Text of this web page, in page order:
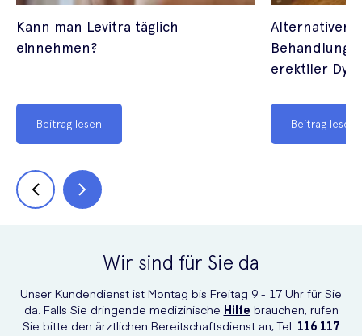
Kann man Levitra täglich
einnehmen?
Beitrag lesen
Alternativen
erektiler
Beitrag lesen
Wir sind für Sie da
Unser Kundendienst ist Montag bis Freitag 9 - 17 Uhr für Sie
da. Falls Sie dringende medizinische Hilfe brauchen, rufen
Sie bitte den ärztlichen Bereitschaftsdienst an, Tel. 116 117